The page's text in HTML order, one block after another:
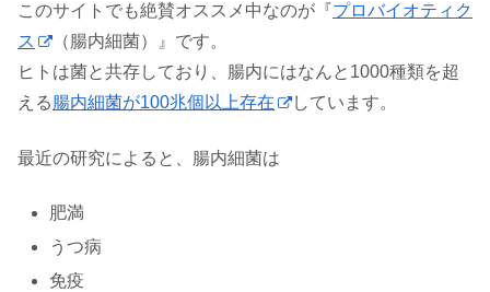
このサイトでも絶賛オススメ中なのが『プロバイオティク
ス
（腸内細菌）』です。
ヒトは菌と共存しており、腸内にはなんと1000種類を超
える腸内細菌が100兆個以上存在 しています。
最近の研究によると、腸内細菌は
肥満
うつ病
免疫